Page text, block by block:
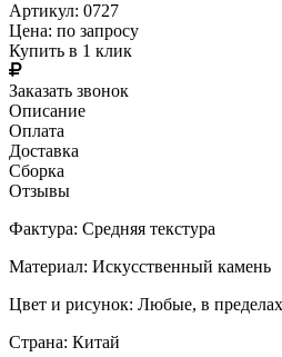
Артикул: 0727
Цена: по запросу
Купить в 1 клик
Заказать звонок
Описание
Оплата
Доставка
Сборка
Отзывы
Фактура: Средняя текстура
Материал: Искусственный камень
Цвет и рисунок: Любые, в
Страна: Китай